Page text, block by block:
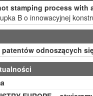
stamping process with
B o innowacyjnej
patentów odnoszących